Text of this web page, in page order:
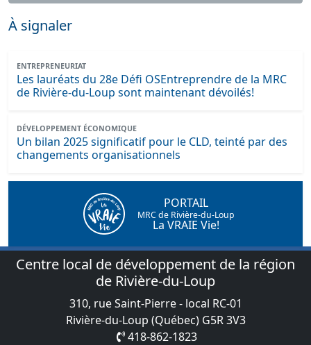
À signaler
ENTREPRENEURIAT
Les lauréats du 28e Défi OSEntreprendre de la MRC
de Rivière-du-Loup sont maintenant dévoilés!
DÉVELOPPEMENT ÉCONOMIQUE
Un bilan 2025 significatif pour le CLD, teinté par des
changements organisationnels
PORTAIL
MRC de Rivière-du-Loup
La VRAIE Vie!
Centre local de développement de la région
de Rivière-du-Loup
310, rue Saint-Pierre - local RC-01
Rivière-du-Loup (Québec) G5R 3V3
418-862-1823